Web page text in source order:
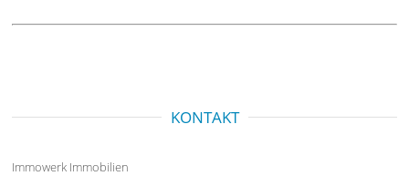
KONTAKT
Immowerk Immobilien